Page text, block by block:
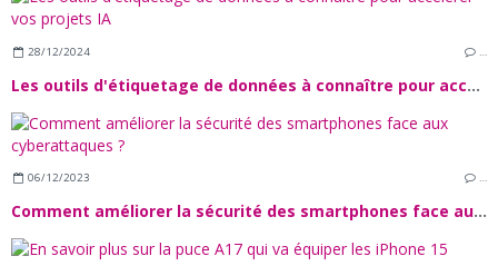
28/12/2024 …
Les outils d'étiquetage de données à connaître pour accélérer vos projets IA
06/12/2023 …
Comment améliorer la sécurité des smartphones face aux cyberattaques ?